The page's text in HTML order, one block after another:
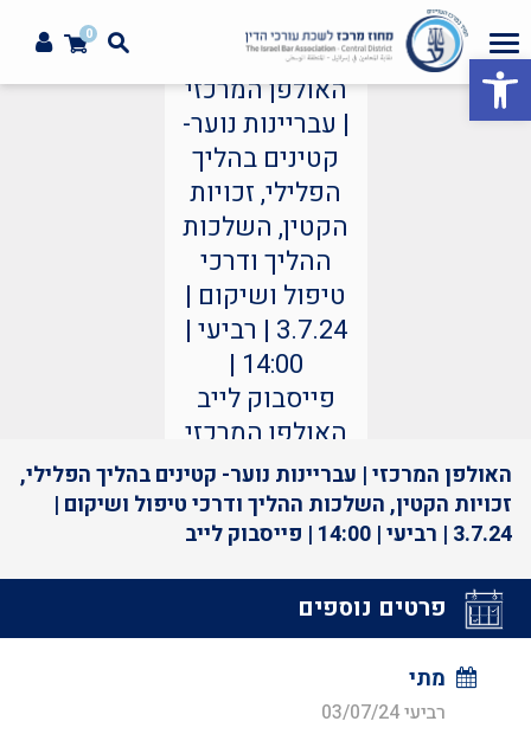
פתח סרגל נגישות
0
האולפן המרכזי
| עבריינות נוער-
קטינים בהליך
הפלילי, זכויות
הקטין, השלכות
ההליך ודרכי
טיפול ושיקום |
3.7.24 | רביעי |
14:00 |
פייסבוק לייב
האולפן המרכזי
האולפן המרכזי | עבריינות נוער- קטינים בהליך הפלילי,
זכויות הקטין, השלכות ההליך ודרכי טיפול ושיקום |
3.7.24 | רביעי | 14:00 | פייסבוק לייב
פרטים נוספים
מתי
רביעי 03/07/24